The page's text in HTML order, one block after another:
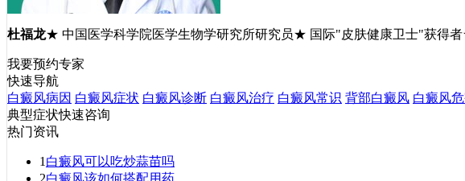
杜福龙★ 中国医学科学院医学生物学研究所研究员★ 国际"皮肤健康卫士"获得
我要预约专家
快速导航
白癜风病因 白癜风症状 白癜风诊断 白癜风治疗 白癜风常识 背部白癜风 白癜风
典型症状快速咨询
热门资讯
1 白癜风可以吃炒蒜苗吗
2白癜风该如何搭配用药